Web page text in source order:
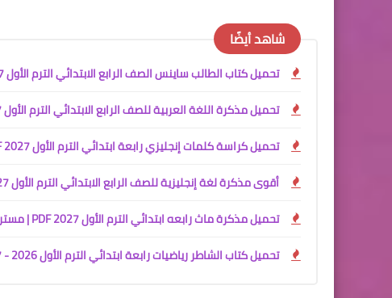
شاهد أيضًا
تحميل كتاب الطالب ساينس الصف الرابع الابتدائي الترم الأول 2027 PDF | النسخة الرسمية من وزارة التربية والتعليم المنهج الجديد
تحميل مذكرة اللغة العربية للصف الرابع الابتدائي الترم الأول 2027 PDF للأستاذ جمعة قرني لبيب | شرح وتدريبات كاملة مجانًا
تحميل كراسة كلمات إنجليزي رابعة ابتدائي الترم الأول 2027 PDF
أقوى مذكرة لغة إنجليزية للصف الرابع الابتدائي الترم الأول 2027 PDF
تحميل مذكرة ماث رابعه ابتدائي الترم الأول 2027 PDF | مستر محمود محب
تحميل كتاب الشاطر رياضيات رابعة ابتدائي الترم الأول 2026 - 2027